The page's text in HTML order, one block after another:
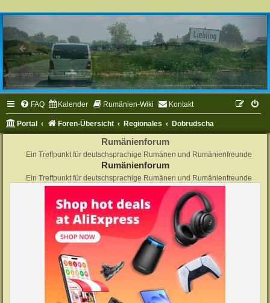
FAQ Kalender Rumänien-Wiki Kontakt
Portal Foren-Übersicht Regionales Dobrudscha
Rumänienforum
Ein Treffpunkt für deutschsprachige Rumänen und Rumänienfreunde
Rumänienforum
Ein Treffpunkt für deutschsprachige Rumänen und Rumänienfreunde